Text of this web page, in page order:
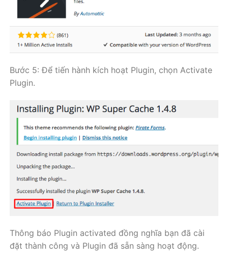
Bước 5: Để tiến hành kích hoạt Plugin, chọn Activate
Plugin.
Thông báo Plugin activated đồng nghĩa bạn đã cài
đặt thành công và Plugin đã sẵn sàng hoạt động.